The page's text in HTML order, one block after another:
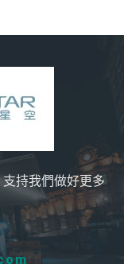
持我們做好更多